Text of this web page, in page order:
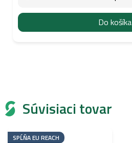
Súvisiaci tovar
SPĹŇA EU REACH
Do košíka